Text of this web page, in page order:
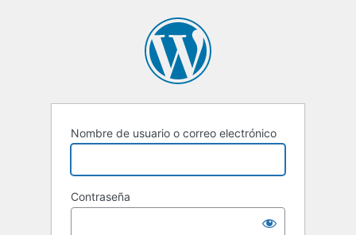
Nombre de usuario o correo electrónico
Contraseña